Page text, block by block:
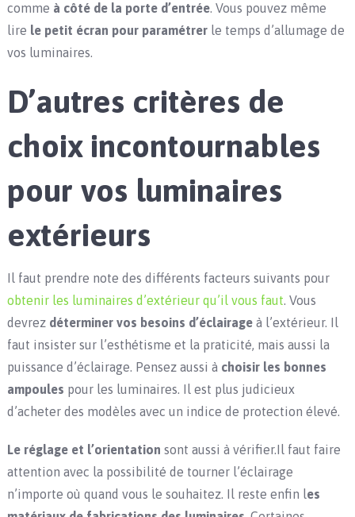
comme à côté de la porte d’entrée. Vous pouvez même
lire le petit écran pour paramétrerle temps d’allumage de
vos luminaires.
D’autres critères de
choix incontournables
pour vos luminaires
extérieurs
Il faut prendre note des différents facteurs suivants pour
obtenir les luminaires d’extérieur qu’il vous faut. Vous
devrezdéterminer vos besoins d’éclairage à l’extérieur. Il
faut insister sur l’esthétisme et la praticité, mais aussi la
puissance d’éclairage. Pensez aussi à choisir les bonnes
ampoules pour les luminaires. Il est plus judicieux
d’acheter des modèles avec un indice de protection élevé.
Le réglage et l’orientation sont aussi à vérifier.Il faut faire
attention avec la possibilité de tourner l’éclairage
n’importe où quand vous le souhaitez. Il reste enfin les